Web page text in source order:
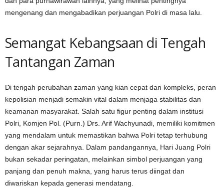
mengenang dan mengabadikan perjuangan Polri di masa lalu.
Semangat Kebangsaan di Tengah
Tantangan Zaman
Di tengah perubahan zaman yang kian cepat dan kompleks, peran
kepolisian menjadi semakin vital dalam menjaga stabilitas dan
keamanan masyarakat. Salah satu figur penting dalam institusi
Polri, Komjen Pol. (Purn.) Drs. Arif Wachyunadi, memiliki komitmen
yang mendalam untuk memastikan bahwa Polri tetap terhubung
dengan akar sejarahnya. Dalam pandangannya, Hari Juang Polri
bukan sekadar peringatan, melainkan simbol perjuangan yang
panjang dan penuh makna, yang harus terus diingat dan
diwariskan kepada generasi mendatang.